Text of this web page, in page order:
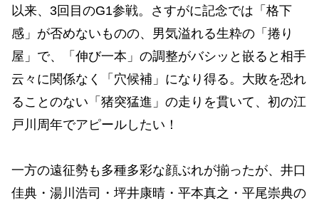
以来、3回目のG1参戦。さすがに記念では「格下
感」が否めないものの、男気溢れる生粋の「捲り
屋」で、「伸び一本」の調整がバシッと嵌ると相手
云々に関係なく「穴候補」になり得る。大敗を恐れ
ることのない「猪突猛進」の走りを貫いて、初の江
戸川周年でアピールしたい！
一方の遠征勢も多種多彩な顔ぶれが揃ったが、井口
佳典・湯川浩司・坪井康晴・平本真之・平尾崇典の